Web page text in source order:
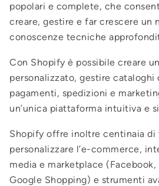
popolari e complete, che
creare, gestire e far crescere un
conoscenze tecniche
Con Shopify è possibile creare
personalizzato, gestire
pagamenti, spedizioni e
un’unica piattaforma intuitiva e
Shopify offre inoltre centinaia di
personalizzare l’e-commerce,
media e marketplace (Facebook,
Google Shopping) e strumenti